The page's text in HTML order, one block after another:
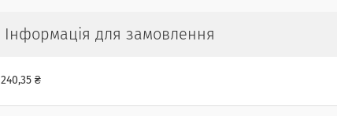
Інформація для замовлення
240,35 ₴